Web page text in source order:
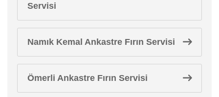
Servisi
Namık Kemal Ankastre Fırın Servisi
Ömerli Ankastre Fırın Servisi